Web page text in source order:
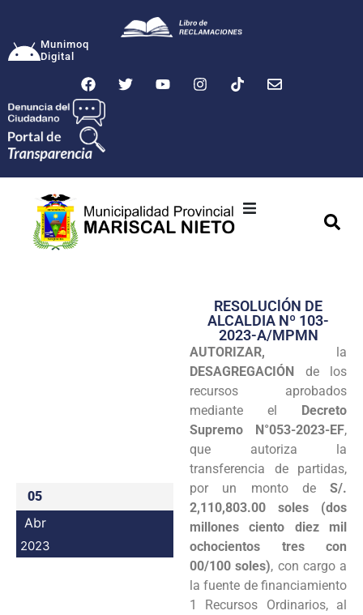
Munimoq
Digital
Transparencia
Seguridad
Intranet
05
Abr
2023
RESOLUClÓN DE
ALCALDIA Nº 103-
2023-A/MPMN
AUTORIZAR, la
DESAGREGACIÓN de los
recursos aprobados
mediante el Decreto
Supremo N°053-2023-EF,
que autoriza la
transferencia de partidas,
por un monto de S/.
2,110,803.00 soles (dos
millones ciento diez mil
ochocientos tres con
00/100 soles), con cargo a
la fuente de financiamiento
1 Recursos Ordinarios, al